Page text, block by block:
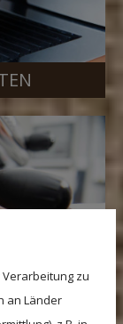
zu
an Länder